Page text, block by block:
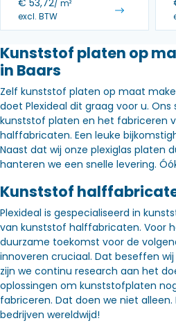
€ 53,72/ m²
excl. BTW
Kunststof platen op
in Baars
Zelf kunststof platen op maat
doet Plexideal dit graag voor u.
kunststof platen en het fabriceren
halffabricaten. Een leuke
Naast dat wij onze plexiglas platen
hanteren we een snelle levering.
Kunststof
Plexideal is gespecialiseerd in
van kunststof halffabricaten. Voor
duurzame toekomst voor de
innoveren cruciaal. Dat beseffen
zijn we continu research aan het
oplossingen om kunststofplaten
fabriceren. Dat doen we niet
bedrijven wereldwijd!